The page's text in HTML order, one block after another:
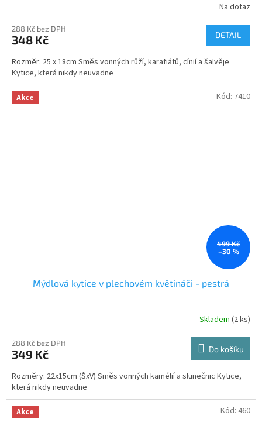
produktu
je
z
5
hvězdiček.
Na dotaz
288 Kč bez DPH
348 Kč DETAIL
Rozměr: 25 x 18cm Směs vonných růží, karafiátů, cínií a šalvěje
Kytice, která nikdy neuvadne
Akce
499 Kč
–30 %
Mýdlová kytice v plechovém květináči - pestrá
Skladem (2 ks)
288 Kč bez DPH
349 Kč Do košíku
Rozměry: 22x15cm (ŠxV) Směs vonných kamélií a slunečnic Kytice,
která nikdy neuvadne
Kód: 7410
Akce Kód: 460